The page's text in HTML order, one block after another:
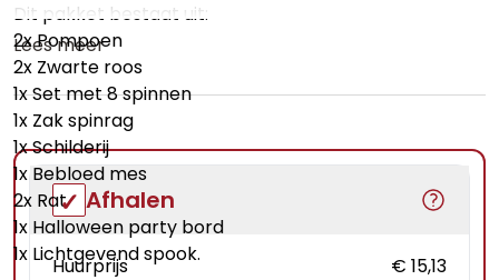
Dit pakket bestaat uit:
2x Pompoen
2x Zwarte roos
1x Set met 8 spinnen
1x Zak spinrag
1x Schilderij
1x Bebloed mes
2x Rat
1x Halloween party bord
1x Lichtgevend spook.
Lees meer
Afhalen
Huurprijs
€ 15,13